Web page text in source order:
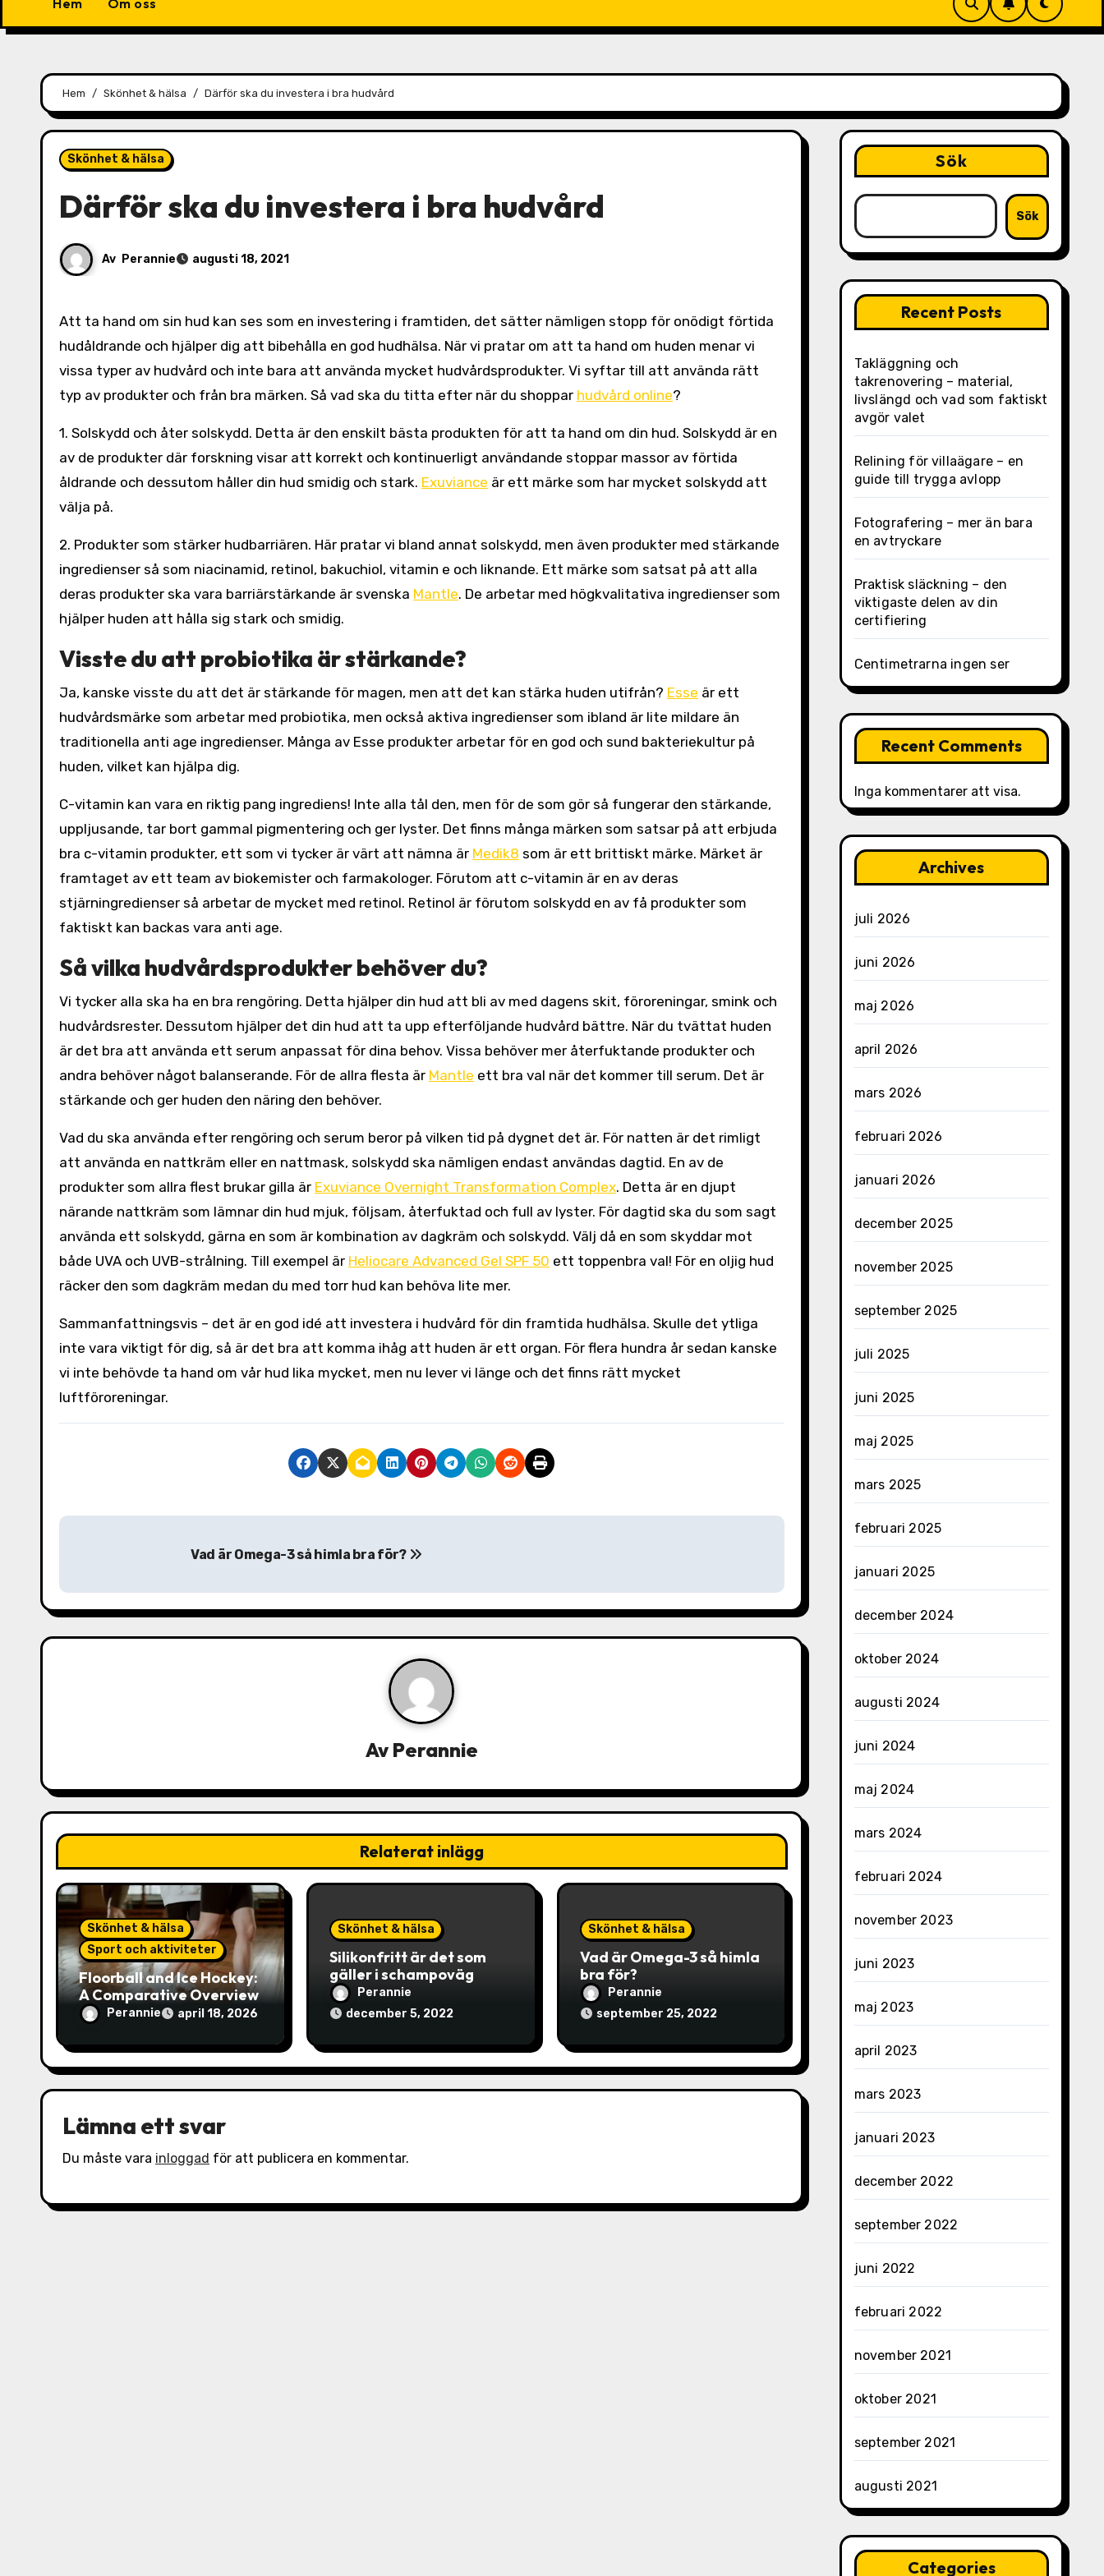
Hem Om oss
Hem Skönhet & hälsa Därför ska du investera i bra hudvård
Skönhet & hälsa
Därför ska du investera i bra hudvård
Av Perannie augusti 18, 2021
Att ta hand om sin hud kan ses som en investering i framtiden, det sätter nämligen stopp för onödigt förtida
hudåldrande och hjälper dig att bibehålla en god hudhälsa. När vi pratar om att ta hand om huden menar vi
vissa typer av hudvård och inte bara att använda mycket hudvårdsprodukter. Vi syftar till att använda rätt
typ av produkter och från bra märken. Så vad ska du titta efter när du shoppar hudvård online?
1. Solskydd och åter solskydd. Detta är den enskilt bästa produkten för att ta hand om din hud. Solskydd är en
av de produkter där forskning visar att korrekt och kontinuerligt användande stoppar massor av förtida
åldrande och dessutom håller din hud smidig och stark. Exuviance är ett märke som har mycket solskydd att
välja på.
2. Produkter som stärker hudbarriären. Här pratar vi bland annat solskydd, men även produkter med stärkande
ingredienser så som niacinamid, retinol, bakuchiol, vitamin e och liknande. Ett märke som satsat på att alla
deras produkter ska vara barriärstärkande är svenska Mantle. De arbetar med högkvalitativa ingredienser som
hjälper huden att hålla sig stark och smidig.
Visste du att probiotika är stärkande?
Ja, kanske visste du att det är stärkande för magen, men att det kan stärka huden utifrån? Esse är ett
hudvårdsmärke som arbetar med probiotika, men också aktiva ingredienser som ibland är lite mildare än
traditionella anti age ingredienser. Många av Esse produkter arbetar för en god och sund bakteriekultur på
huden, vilket kan hjälpa dig.
C-vitamin kan vara en riktig pang ingrediens! Inte alla tål den, men för de som gör så fungerar den stärkande,
uppljusande, tar bort gammal pigmentering och ger lyster. Det finns många märken som satsar på att erbjuda
bra c-vitamin produkter, ett som vi tycker är värt att nämna är Medik8 som är ett brittiskt märke. Märket är
framtaget av ett team av biokemister och farmakologer. Förutom att c-vitamin är en av deras
stjärningredienser så arbetar de mycket med retinol. Retinol är förutom solskydd en av få produkter som
faktiskt kan backas vara anti age.
Så vilka hudvårdsprodukter behöver du?
Vi tycker alla ska ha en bra rengöring. Detta hjälper din hud att bli av med dagens skit, föroreningar, smink och
hudvårdsrester. Dessutom hjälper det din hud att ta upp efterföljande hudvård bättre. När du tvättat huden
är det bra att använda ett serum anpassat för dina behov. Vissa behöver mer återfuktande produkter och
andra behöver något balanserande. För de allra flesta är Mantle ett bra val när det kommer till serum. Det är
stärkande och ger huden den näring den behöver.
Vad du ska använda efter rengöring och serum beror på vilken tid på dygnet det är. För natten är det rimligt
att använda en nattkräm eller en nattmask, solskydd ska nämligen endast användas dagtid. En av de
produkter som allra flest brukar gilla är Exuviance Overnight Transformation Complex. Detta är en djupt
närande nattkräm som lämnar din hud mjuk, följsam, återfuktad och full av lyster. För dagtid ska du som sagt
använda ett solskydd, gärna en som är kombination av dagkräm och solskydd. Välj då en som skyddar mot
både UVA och UVB-strålning. Till exempel är Heliocare Advanced Gel SPF 50 ett toppenbra val! För en oljig hud
räcker den som dagkräm medan du med torr hud kan behöva lite mer.
Sammanfattningsvis – det är en god idé att investera i hudvård för din framtida hudhälsa. Skulle det ytliga
inte vara viktigt för dig, så är det bra att komma ihåg att huden är ett organ. För flera hundra år sedan kanske
vi inte behövde ta hand om vår hud lika mycket, men nu lever vi länge och det finns rätt mycket
luftföroreningar.
I
l
ä
a
v
i
g
e
r
i
n
g
Vad är Omega-3 så himla bra för?
Av Perannie
Relaterat inlägg
Skönhet & hälsa
Sport och aktiviteter
Floorball and Ice Hockey:
A Comparative Overview
Perannie april 18, 2026
Skönhet & hälsa
Silikonfritt är det som
gäller i schampoväg
Perannie
december 5, 2022
Skönhet & hälsa
Vad är Omega-3 så himla
bra för?
Perannie
september 25, 2022
Lämna ett svar
Du måste vara inloggad för att publicera en kommentar.
Sök
Sök
Recent Posts
Takläggning och
takrenovering – material,
livslängd och vad som faktiskt
avgör valet
Relining för villaägare – en
guide till trygga avlopp
Fotografering – mer än bara
en avtryckare
Praktisk släckning – den
viktigaste delen av din
certifiering
Centimetrarna ingen ser
Recent Comments
Inga kommentarer att visa.
Archives
juli 2026
juni 2026
maj 2026
april 2026
mars 2026
februari 2026
januari 2026
december 2025
november 2025
september 2025
juli 2025
juni 2025
maj 2025
mars 2025
februari 2025
januari 2025
december 2024
oktober 2024
augusti 2024
juni 2024
maj 2024
mars 2024
februari 2024
november 2023
juni 2023
maj 2023
april 2023
mars 2023
januari 2023
december 2022
september 2022
juni 2022
februari 2022
november 2021
oktober 2021
september 2021
augusti 2021
Categories